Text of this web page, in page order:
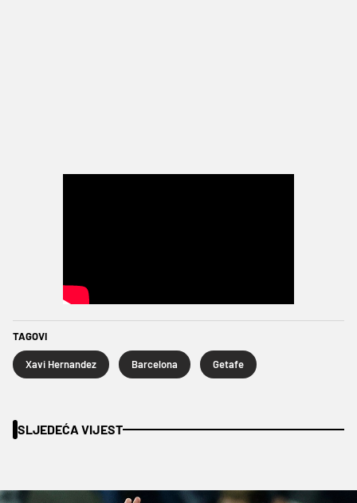
TAGOVI
Xavi Hernandez Barcelona Getafe
SLJEDEĆA VIJEST